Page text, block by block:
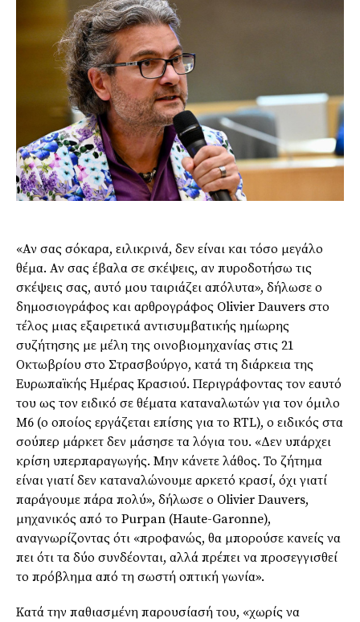
«Αν σας σόκαρα, ειλικρινά, δεν είναι και τόσο μεγάλο
θέμα. Αν σας έβαλα σε σκέψεις, αν πυροδοτήσω τις
σκέψεις σας, αυτό μου ταιριάζει απόλυτα», δήλωσε ο
δημοσιογράφος και αρθρογράφος Olivier Dauvers στο
τέλος μιας εξαιρετικά αντισυμβατικής ημίωρης
συζήτησης με μέλη της οινοβιομηχανίας στις 21
Οκτωβρίου στο Στρασβούργο, κατά τη διάρκεια της
Ευρωπαϊκής Ημέρας Κρασιού. Περιγράφοντας τον εαυτό
του ως τον ειδικό σε θέματα καταναλωτών για τον όμιλο
M6 (ο οποίος εργάζεται επίσης για το RTL), ο ειδικός στα
σούπερ μάρκετ δεν μάσησε τα λόγια του. «Δεν υπάρχει
κρίση υπερπαραγωγής. Μην κάνετε λάθος. Το ζήτημα
είναι γιατί δεν καταναλώνουμε αρκετό κρασί, όχι γιατί
παράγουμε πάρα πολύ», δήλωσε ο Olivier Dauvers,
μηχανικός από το Purpan (Haute-Garonne),
αναγνωρίζοντας ότι «προφανώς, θα μπορούσε κανείς να
πει ότι τα δύο συνδέονται, αλλά πρέπει να προσεγγισθεί
το πρόβλημα από τη σωστή οπτική γωνία».
Κατά την παθιασμένη παρουσίασή του, «χωρίς να